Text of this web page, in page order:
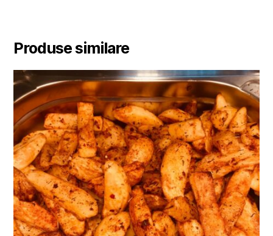
Produse similare